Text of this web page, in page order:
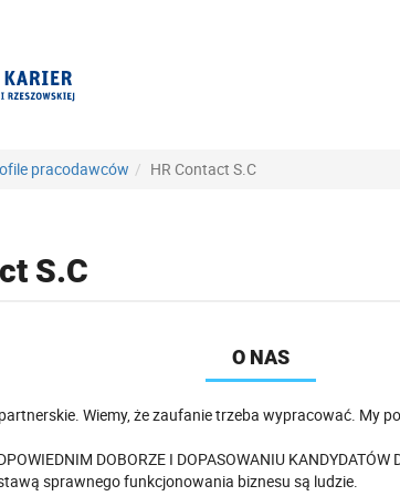
pracodawców HR Contact S.C
S.C
O NAS
Wiemy, że zaufanie trzeba wypracować. My
DOBORZE I DOPASOWANIU
sprawnego funkcjonowania biznesu są ludzie.